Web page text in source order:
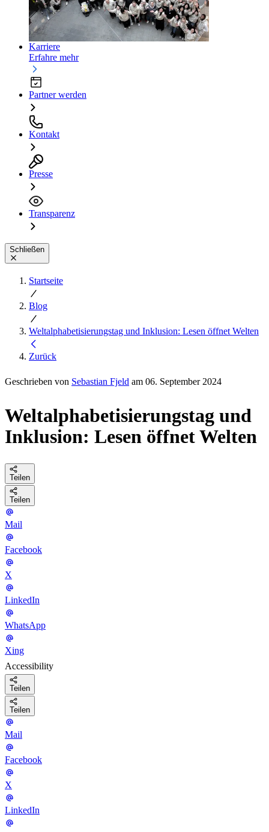
Karriere
Erfahre mehr
Partner werden
Kontakt
Presse
Transparenz
Schließen
Startseite
Blog
Weltalphabetisierungstag und Inklusion: Lesen öffnet Welten
Zurück
Geschrieben von Sebastian Fjeld am 06. September 2024
Weltalphabetisierungstag und
Inklusion: Lesen öffnet Welten
Teilen
Teilen
Mail
Facebook
X
LinkedIn
WhatsApp
Xing
Accessibility
Teilen
Teilen
Mail
Facebook
X
LinkedIn